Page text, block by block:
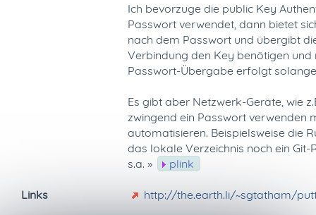
Ich bevorzuge die public Key
Passwort verwendet, dann bietet
nach dem Passwort und übergibt
Verbindung den Key benötigen
Passwort-Übergabe erfolgt
Es gibt aber Netzwerk-Geräte, wie
zwingend ein Passwort verwenden
automatisieren. Beispielsweise die
das lokale Verzeichnis noch ein
s.a. »
plink
Links http://the.earth.li/~sgtatham/